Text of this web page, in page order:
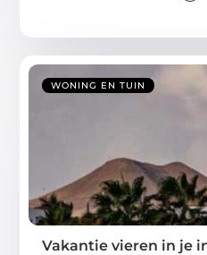
WONING EN TUIN
Vakantie vieren in je